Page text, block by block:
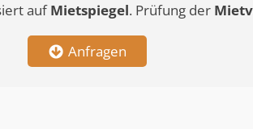
aufMietspiegel. Prüfung der
Anfragen